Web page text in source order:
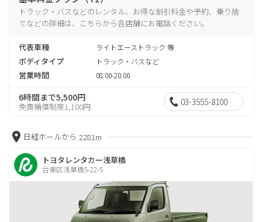
トラック・バスなどのレンタル、お得な割引料金や予約、乗り捨
てなどの詳細は、こちらから各店舗にお電話ください。
代表車種 ライトエーストラック 等
ボディタイプ トラック・バスなど
営業時間 08:00-20:00
6時間まで5,500円
免責補償制度1,100円 03-3555-8100
日経ホールから 2281m
トヨタレンタカー浅草橋
台東区浅草橋5-22-5